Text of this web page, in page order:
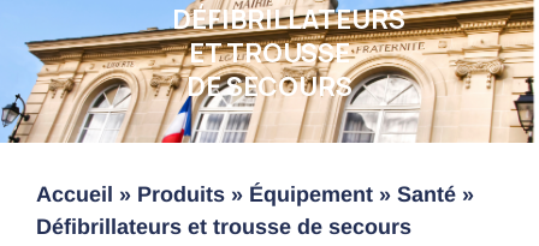
DÉFIBRILLATEURS
ET TROUSSE
DE SECOURS
Accueil » Produits » Équipement » Santé »
Défibrillateurs et trousse de secours